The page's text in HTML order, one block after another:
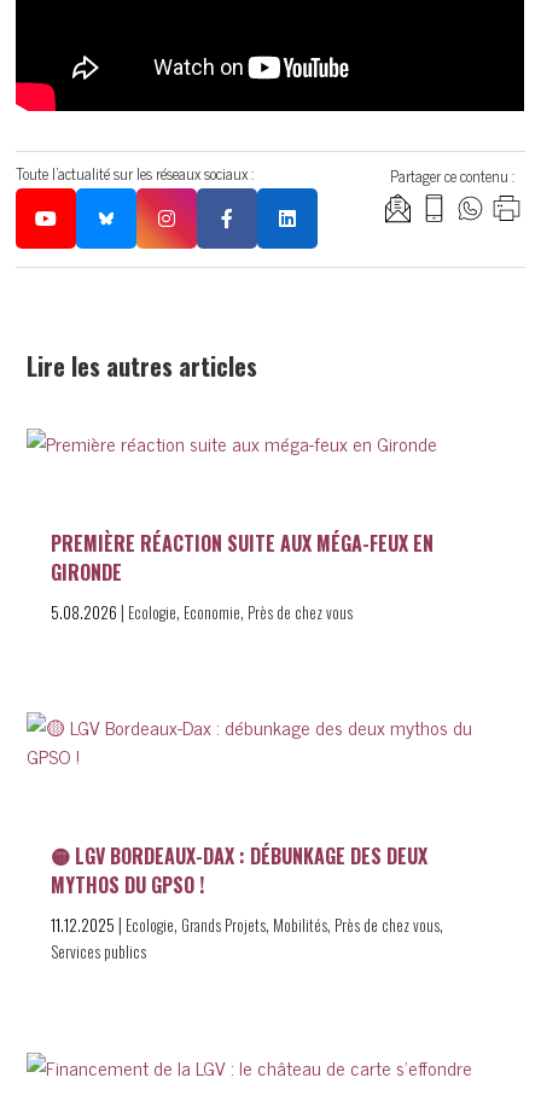
Partager ce contenu :
Toute l'actualité sur les réseaux sociaux :
Lire les autres articles
PREMIÈRE RÉACTION SUITE AUX MÉGA-FEUX EN
GIRONDE
5.08.2026 | Ecologie, Economie, Près de chez vous
🟡 LGV BORDEAUX-DAX : DÉBUNKAGE DES DEUX
MYTHOS DU GPSO !
11.12.2025 | Ecologie, Grands Projets, Mobilités, Près de chez vous,
Services publics